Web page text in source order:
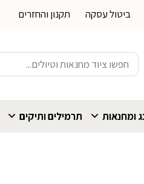
ביטול עסקה תקנון והחזרים
חיפוש
עבור:
ומחנאות תרמילים ותיקים